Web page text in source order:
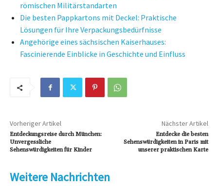
römischen Militärstandarten
Die besten Pappkartons mit Deckel: Praktische
Lösungen für Ihre Verpackungsbedürfnisse
Angehörige eines sächsischen Kaiserhauses:
Fascinierende Einblicke in Geschichte und Einfluss
Vorheriger Artikel
Entdeckungsreise durch München:
Unvergessliche
Sehenswürdigkeiten für Kinder
Nächster Artikel
Entdecke die besten
Sehenswürdigkeiten in Paris mit
unserer praktischen Karte
Weitere Nachrichten